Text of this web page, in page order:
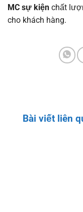
MC sự kiện chất
cho khách hàng.
Bài viết liên